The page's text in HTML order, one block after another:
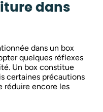
dans
dans un box
quelques réflexes
Un box constitue
certaines précautions
réduire encore les